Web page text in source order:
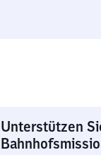
Unterstützen